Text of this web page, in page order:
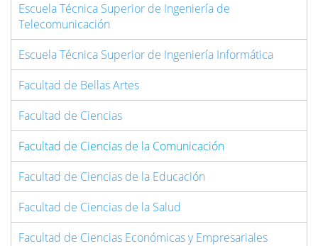
Escuela Técnica Superior de Ingeniería de
Telecomunicación
Escuela Técnica Superior de Ingeniería Informática
Facultad de Bellas Artes
Facultad de Ciencias
Facultad de Ciencias de la Comunicación
Facultad de Ciencias de la Educación
Facultad de Ciencias de la Salud
Facultad de Ciencias Económicasy Empresariales